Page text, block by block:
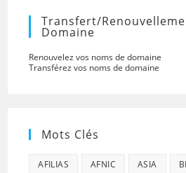
Transfert/
Domaine
Renouvelez vos noms de domaine
Transférez vos noms de domaine
Mots Clés
AFILIAS AFNIC ASIA